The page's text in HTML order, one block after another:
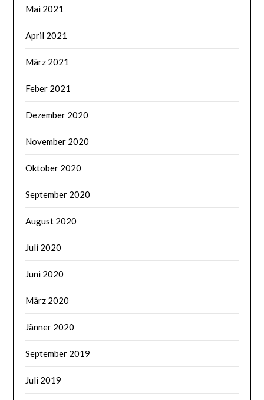
Mai 2021
April 2021
März 2021
Feber 2021
Dezember 2020
November 2020
Oktober 2020
September 2020
August 2020
Juli 2020
Juni 2020
März 2020
Jänner 2020
September 2019
Juli 2019